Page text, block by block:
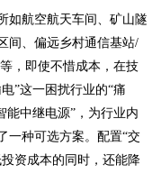
如航空航天车间、矿山隧
间、偏远乡村通信基站/
，即使不惜成本，在技
”这一困扰行业的“痛
能中继电源”，为行业内
一种可选方案。配置“交
资成本的同时，还能降